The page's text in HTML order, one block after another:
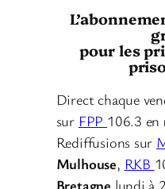
pour les
Direct chaque
sur FPP 106.3 en
Rediffusions sur
Mulhouse, RKB
Bretagne lundi à